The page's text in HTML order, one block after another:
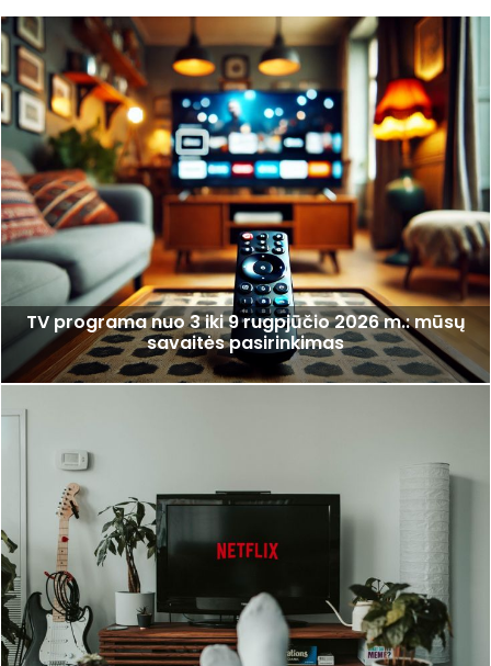
TV programa nuo 3 iki 9 rugpjūčio 2026 m.: mūsų
savaitės pasirinkimas